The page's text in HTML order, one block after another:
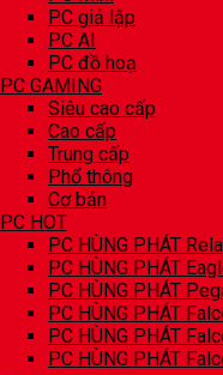
PC giả lập
PC AI
PC đồ hoạ
PC GAMING
Siêu cao cấp
Cao cấp
Trung cấp
Phổ thông
Cơ bản
PC HOT
PC HÙNG PHÁT
PC HÙNG PHÁT
PC HÙNG PHÁT
PC HÙNG PHÁT
PC HÙNG PHÁT
PC HÙNG PHÁT